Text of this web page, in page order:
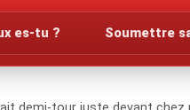
es-tu ? Soumettre